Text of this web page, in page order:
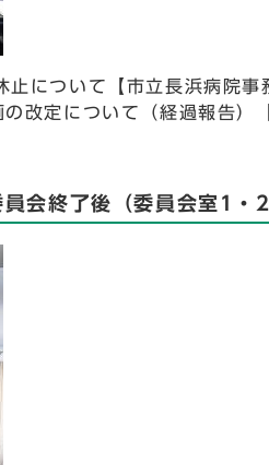
について【市立長浜病院事
改定について（経過報告）
会終了後（委員会室1・2